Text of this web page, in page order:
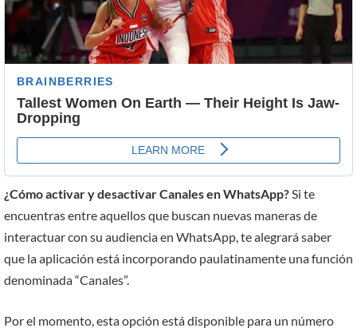
¿Cómo activar y desactivar Canales en WhatsApp?Si te
encuentras entre aquellos que buscan nuevas maneras de
interactuar con su audiencia en WhatsApp, te alegrará saber
que la aplicación está incorporando paulatinamente una función
denominada “Canales”.
Por el momento, esta opción está disponible para un número